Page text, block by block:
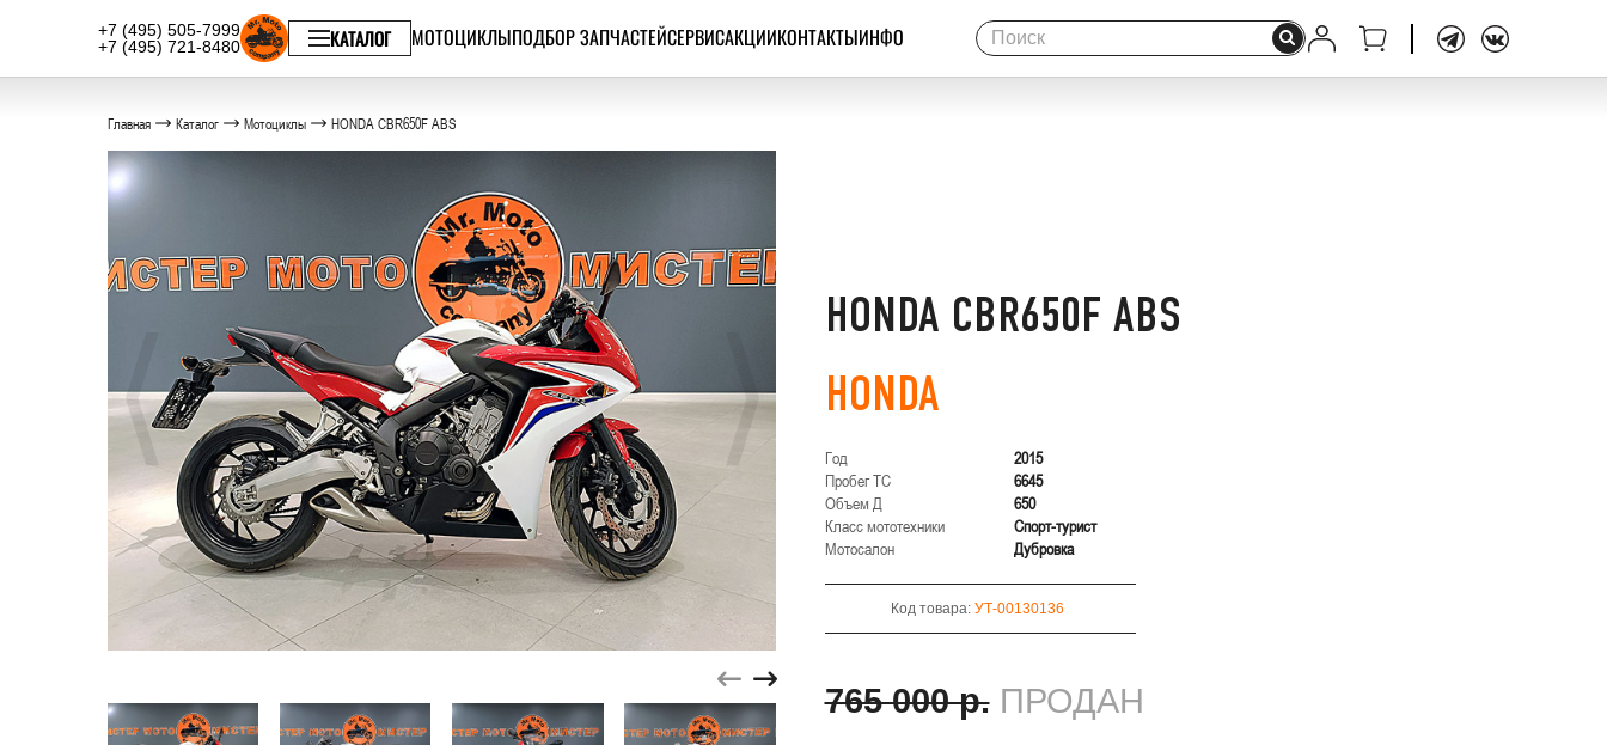
+7 (495) 505-7999
+7 (495) 721-8480
КАТАЛОГ МОТОЦИКЛЫПОДБОР ЗАПЧАСТЕЙСЕРВИСАКЦИИКОНТАКТЫИНФО
Главная Каталог Мотоциклы HONDA CBR650F ABS
HONDA CBR650F ABS
HONDA
Год
2015
Пробег ТС
6645
Объем Д
650
Класс мототехники
Спорт-турист
Мотосалон
Дубровка
Код товара: УТ-00130136
765 000 р. ПРОДАН